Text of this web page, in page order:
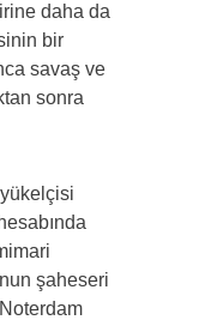
daha da
bir
savaş ve
sonra
şaheseri